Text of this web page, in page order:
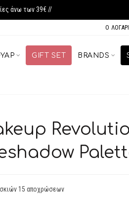
άνω των 39€ //
Ο
GIFT SET BRANDS
15 αποχρώσεων